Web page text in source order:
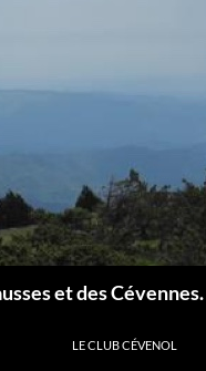
et des Cévennes.
LE CLUB CÉVENOL